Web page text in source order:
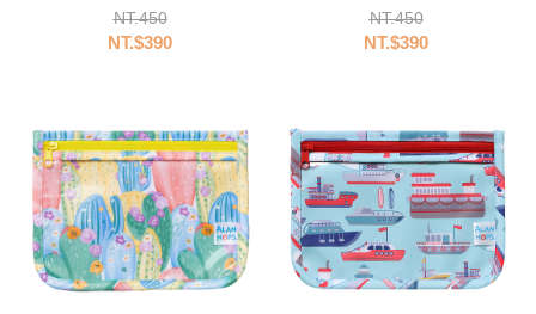
NT.450
NT.$390
NT.450
NT.$390